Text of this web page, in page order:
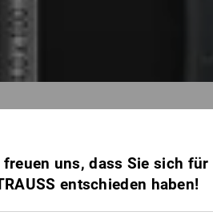
freuen uns, dass Sie sich für
entschieden haben!